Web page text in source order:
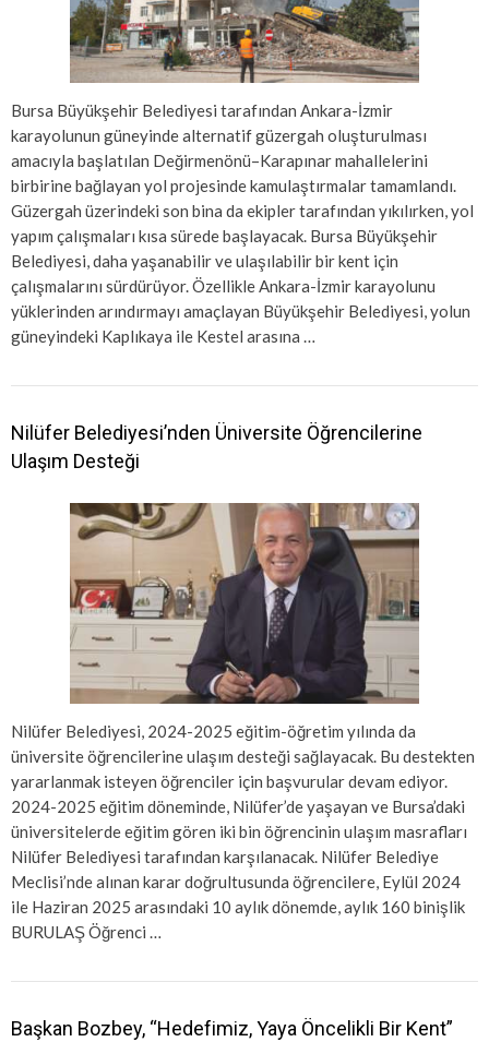
Bursa Büyükşehir Belediyesi tarafından Ankara-İzmir
karayolunun güneyinde alternatif güzergah oluşturulması
amacıyla başlatılan Değirmenönü–Karapınar mahallelerini
birbirine bağlayan yol projesinde kamulaştırmalar tamamlandı.
Güzergah üzerindeki son bina da ekipler tarafından yıkılırken, yol
yapım çalışmaları kısa sürede başlayacak. Bursa Büyükşehir
Belediyesi, daha yaşanabilir ve ulaşılabilir bir kent için
çalışmalarını sürdürüyor. Özellikle Ankara-İzmir karayolunu
yüklerinden arındırmayı amaçlayan Büyükşehir Belediyesi, yolun
güneyindeki Kaplıkaya ile Kestel arasına …
Nilüfer Belediyesi’nden Üniversite Öğrencilerine
Ulaşım Desteği
Nilüfer Belediyesi, 2024-2025 eğitim-öğretim yılında da
üniversite öğrencilerine ulaşım desteği sağlayacak. Bu destekten
yararlanmak isteyen öğrenciler için başvurular devam ediyor.
2024-2025 eğitim döneminde, Nilüfer’de yaşayan ve Bursa’daki
üniversitelerde eğitim gören iki bin öğrencinin ulaşım masrafları
Nilüfer Belediyesi tarafından karşılanacak. Nilüfer Belediye
Meclisi’nde alınan karar doğrultusunda öğrencilere, Eylül 2024
ile Haziran 2025 arasındaki 10 aylık dönemde, aylık 160 binişlik
BURULAŞ Öğrenci …
Başkan Bozbey, “Hedefimiz, Yaya Öncelikli Bir Kent”